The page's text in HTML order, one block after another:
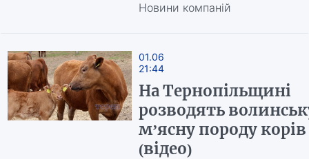
Новини компаній
01.06
21:44
На Тернопільщині
розводять
м’ясну породу корів
(відео)